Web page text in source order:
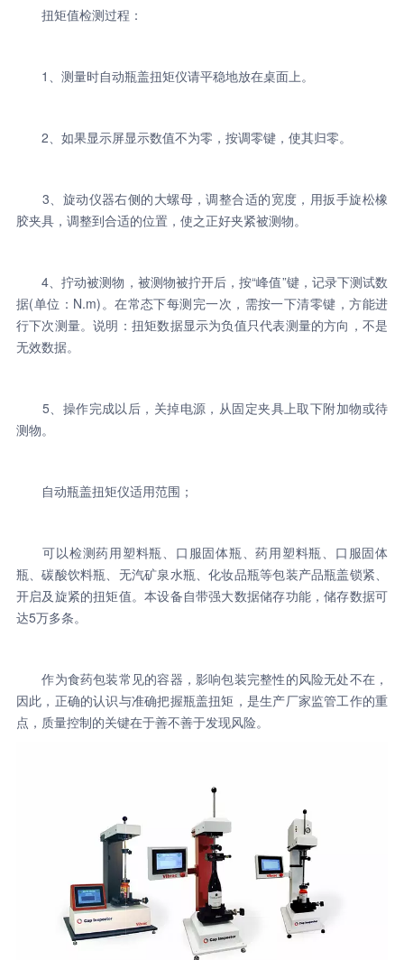
扭矩值检测过程：
1、测量时自动瓶盖扭矩仪请平稳地放在桌面上。
2、如果显示屏显示数值不为零，按调零键，使其归零。
3、旋动仪器右侧的大螺母，调整合适的宽度，用扳手旋松橡
胶夹具，调整到合适的位置，使之正好夹紧被测物。
4、拧动被测物，被测物被拧开后，按“峰值”键，记录下测试数
据(单位：N.m)。在常态下每测完一次，需按一下清零键，方能进
行下次测量。说明：扭矩数据显示为负值只代表测量的方向，不是
无效数据。
5、操作完成以后，关掉电源，从固定夹具上取下附加物或待
测物。
自动瓶盖扭矩仪适用范围；
可以检测药用塑料瓶、口服固体瓶、药用塑料瓶、口服固体
瓶、碳酸饮料瓶、无汽矿泉水瓶、化妆品瓶等包装产品瓶盖锁紧、
开启及旋紧的扭矩值。本设备自带强大数据储存功能，储存数据可
达5万多条。
作为食药包装常见的容器，影响包装完整性的风险无处不在，
因此，正确的认识与准确把握瓶盖扭矩，是生产厂家监管工作的重
点，质量控制的关键在于善不善于发现风险。